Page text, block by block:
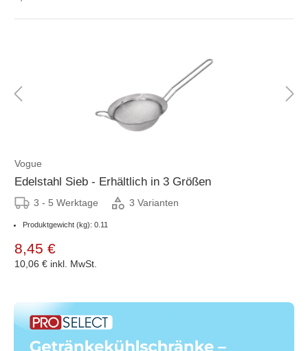
Vogue
Edelstahl Sieb - Erhältlich in 3 Größen
3 - 5 Werktage 3 Varianten
Produktgewicht (kg): 0.11
8,45 €
10,06 € inkl. MwSt.